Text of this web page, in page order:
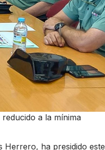
a la mínima
Herrero, ha presidido este